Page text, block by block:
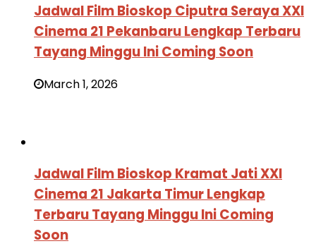
Jadwal Film Bioskop Ciputra Seraya XXI
Cinema 21 Pekanbaru Lengkap Terbaru
Tayang Minggu Ini Coming Soon
March 1, 2026
Jadwal Film Bioskop Kramat Jati XXI
Cinema 21 Jakarta Timur Lengkap
Terbaru Tayang Minggu Ini Coming
Soon